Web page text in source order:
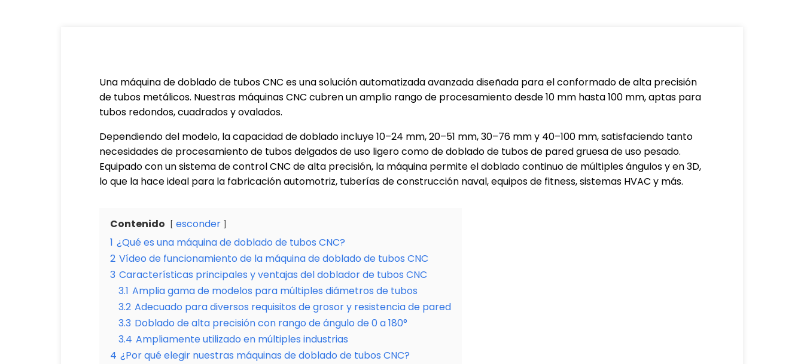
Una máquina de doblado de tubos CNC es una solución automatizada avanzada diseñada para el conformado de alta precisión
de tubos metálicos. Nuestras máquinas CNC cubren un amplio rango de procesamiento desde 10 mm hasta 100 mm, aptas para
tubos redondos, cuadrados y ovalados.
Dependiendo del modelo, la capacidad de doblado incluye 10–24 mm, 20–51 mm, 30–76 mm y 40–100 mm, satisfaciendo tanto
necesidades de procesamiento de tubos delgados de uso ligero como de doblado de tubos de pared gruesa de uso pesado.
Equipado con un sistema de control CNC de alta precisión, la máquina permite el doblado continuo de múltiples ángulos y en 3D,
lo que la hace ideal para la fabricación automotriz, tuberías de construcción naval, equipos de fitness, sistemas HVAC y más.
Contenido
esconder
1 ¿Qué es una máquina de doblado de tubos CNC?
2 Vídeo de funcionamiento de la máquina de doblado de tubos CNC
3 Características principales y ventajas del doblador de tubos CNC
3.1 Amplia gama de modelos para múltiples diámetros de tubos
3.2 Adecuado para diversos requisitos de grosor y resistencia de pared
3.3 Doblado de alta precisión con rango de ángulo de 0 a 180°
3.4 Ampliamente utilizado en múltiples industrias
4 ¿Por qué elegir nuestras máquinas de doblado de tubos CNC?